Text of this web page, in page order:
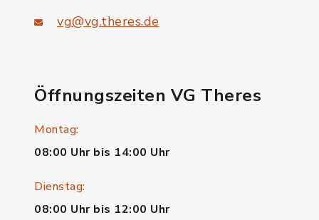
vg@vg.theres.de
Öffnungszeiten VG Theres
Montag:
08:00 Uhr bis 14:00 Uhr
Dienstag:
08:00 Uhr bis 12:00 Uhr